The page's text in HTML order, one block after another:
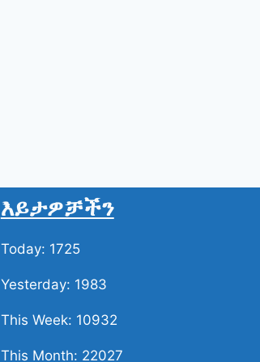
እይታዎቻችን
Today: 1725
Yesterday: 1983
This Week: 10932
This Month: 22027